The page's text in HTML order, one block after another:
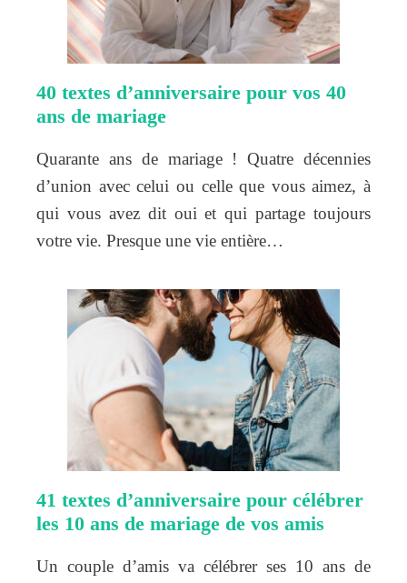
40 textes d’anniversaire pour vos 40
ans de mariage
Quarante ans de mariage ! Quatre décennies
d’union avec celui ou celle que vous aimez, à
qui vous avez dit oui et qui partage toujours
votre vie. Presque une vie entière…
41 textes d’anniversaire pour célébrer
les 10 ans de mariage de vos amis
Un couple d’amis va célébrer ses 10 ans de